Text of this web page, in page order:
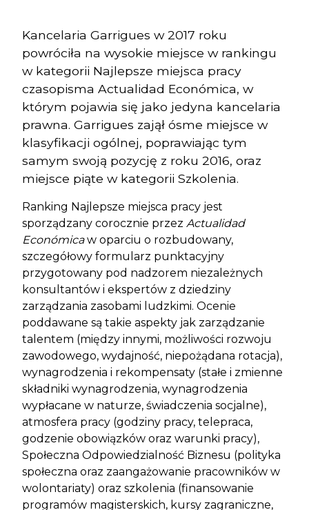
Kancelaria Garrigues w 2017 roku
powróciła na wysokie miejsce w rankingu
w kategorii Najlepsze miejsca pracy
czasopisma Actualidad Económica, w
którym pojawia się jako jedyna kancelaria
prawna. Garrigues zajął ósme miejsce w
klasyfikacji ogólnej, poprawiając tym
samym swoją pozycję z roku 2016, oraz
miejsce piąte w kategorii Szkolenia.
Ranking Najlepsze miejsca pracy jest
sporządzany corocznie przez Actualidad
Económicaw oparciu o rozbudowany,
szczegółowy formularz punktacyjny
przygotowany pod nadzorem niezależnych
konsultantów i ekspertów z dziedziny
zarządzania zasobami ludzkimi. Ocenie
poddawane są takie aspekty jak zarządzanie
talentem (między innymi, możliwości rozwoju
zawodowego, wydajność, niepożądana rotacja),
wynagrodzenia i rekompensaty (stałe i zmienne
składniki wynagrodzenia, wynagrodzenia
wypłacane w naturze, świadczenia socjalne),
atmosfera pracy (godziny pracy, telepraca,
godzenie obowiązków oraz warunki pracy),
Społeczna Odpowiedzialność Biznesu (polityka
społeczna oraz zaangażowanie pracowników w
wolontariaty) oraz szkolenia (finansowanie
programów magisterskich, kursy zagraniczne,